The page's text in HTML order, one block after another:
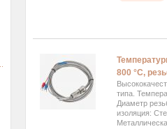
800 °C,
типа.
Диаметр
изоляция: